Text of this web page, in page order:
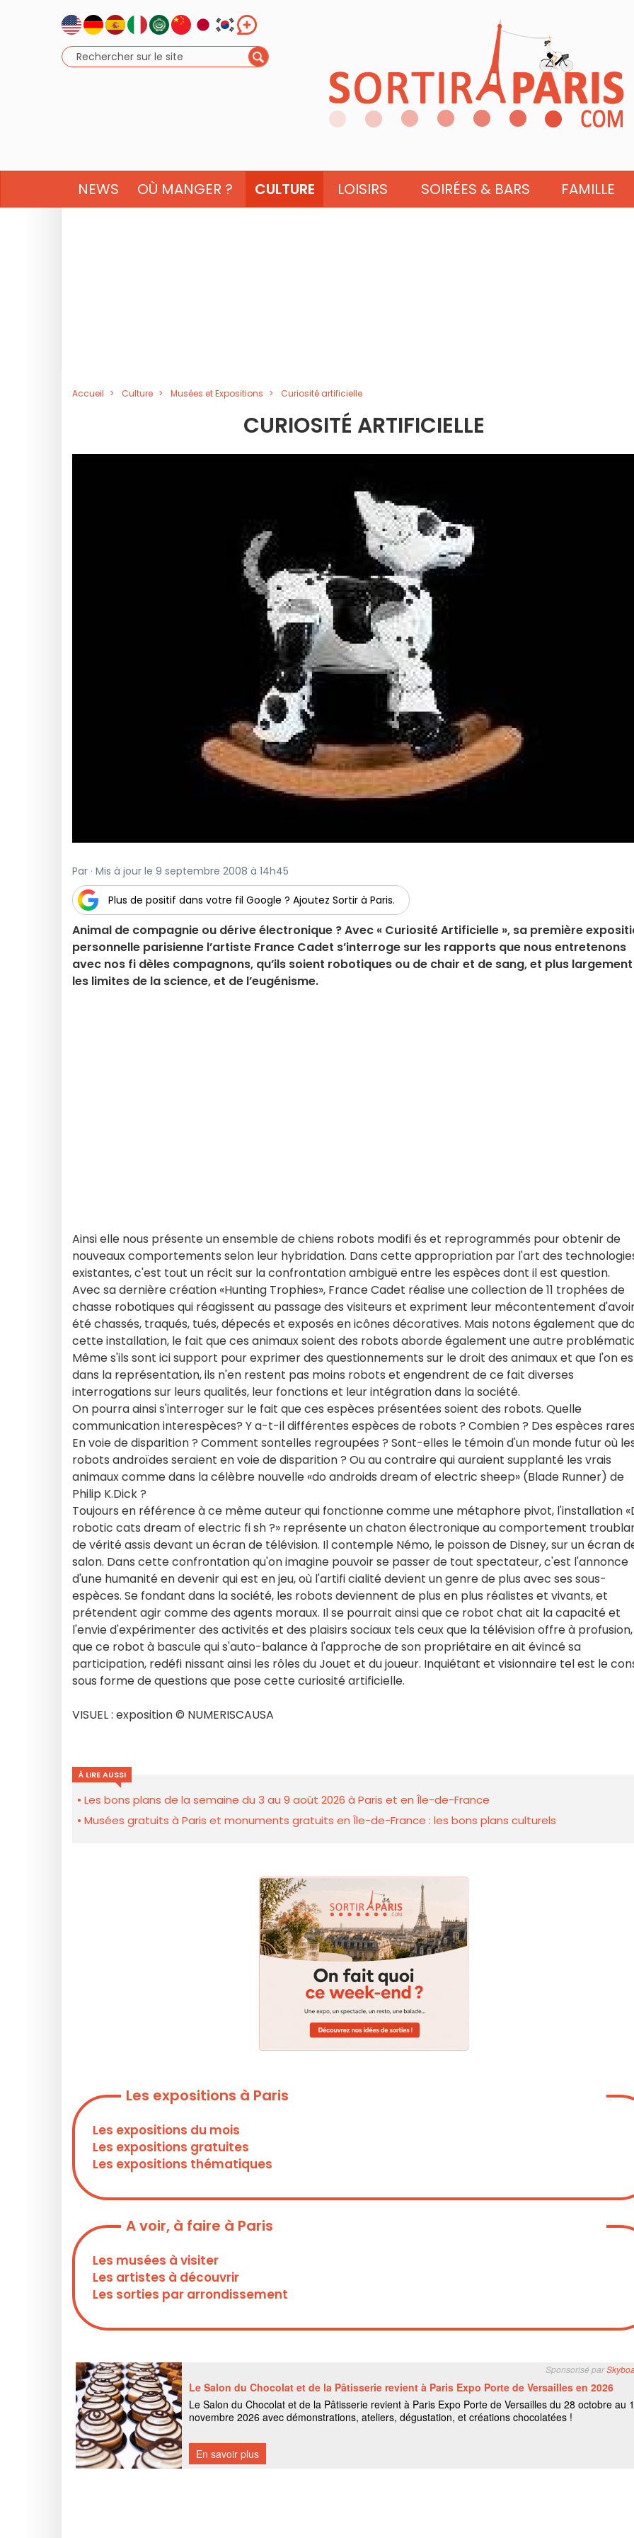
NEWS OÙ MANGER ? CULTURE LOISIRS SOIRÉES & BARS FAMILLE
Accueil Culture Musées et Expositions Curiosité artificielle
CURIOSITÉ ARTIFICIELLE
Par · Mis à jour le 9 septembre 2008 à 14h45
Plus de positif dans votre fil Google ? Ajoutez Sortir à Paris.
Animal de compagnie ou dérive électronique ? Avec « Curiosité Artificielle », sa première
personnelle parisienne l’artiste France Cadet s’interroge sur les rapports que nous entretenons
avec nos fi dèles compagnons, qu’ils soient robotiques ou de chair et de sang, et plus
les limites de la science, et de l’eugénisme.
Ainsi elle nous présente un ensemble de chiens robots modifi és et reprogrammés pour obtenir de
nouveaux comportements selon leur hybridation. Dans cette appropriation par l'art des
existantes, c'est tout un récit sur la confrontation ambiguë entre les espèces dont il est question.
Avec sa dernière création «Hunting Trophies», France Cadet réalise une collection de 11 trophées de
chasse robotiques qui réagissent au passage des visiteurs et expriment leur mécontentement
été chassés, traqués, tués, dépecés et exposés en icônes décoratives. Mais notons également que
cette installation, le fait que ces animaux soient des robots aborde également une autre
Même s'ils sont ici support pour exprimer des questionnements sur le droit des animaux et que l'on
dans la représentation, ils n'en restent pas moins robots et engendrent de ce fait diverses
interrogations sur leurs qualités, leur fonctions et leur intégration dans la société.
On pourra ainsi s'interroger sur le fait que ces espèces présentées soient des robots. Quelle
communication interespèces? Y a-t-il différentes espèces de robots ? Combien ? Des espèces
En voie de disparition ? Comment sontelles regroupées ? Sont-elles le témoin d'un monde futur où
robots androïdes seraient en voie de disparition ? Ou au contraire qui auraient supplanté les vrais
animaux comme dans la célèbre nouvelle «do androids dream of electric sheep» (Blade Runner) de
Philip K.Dick ?
Toujours en référence à ce même auteur qui fonctionne comme une métaphore pivot, l'installation
robotic cats dream of electric fi sh ?» représente un chaton électronique au comportement
de vérité assis devant un écran de télévision. Il contemple Némo, le poisson de Disney, sur un écran
salon. Dans cette confrontation qu'on imagine pouvoir se passer de tout spectateur, c'est l'annonce
d'une humanité en devenir qui est en jeu, où l'artifi cialité devient un genre de plus avec ses sous-
espèces. Se fondant dans la société, les robots deviennent de plus en plus réalistes et vivants, et
prétendent agir comme des agents moraux. Il se pourrait ainsi que ce robot chat ait la capacité et
l'envie d'expérimenter des activités et des plaisirs sociaux tels ceux que la télévision offre à
que ce robot à bascule qui s'auto-balance à l'approche de son propriétaire en ait évincé sa
participation, redéfi nissant ainsi les rôles du Jouet et du joueur. Inquiétant et visionnaire tel est le
sous forme de questions que pose cette curiosité artificielle.
VISUEL : exposition © NUMERISCAUSA
À LIRE AUSSI
Les bons plans de la semaine du 3 au 9 août 2026 à Paris et en Île-de-France
Musées gratuits à Paris et monuments gratuits en Île-de-France : les bons plans culturels
Les expositions à Paris
Les expositions du mois
Les expositions gratuites
Les expositions thématiques
A voir, à faire à Paris
Les musées à visiter
Les artistes à découvrir
Les sorties par arrondissement